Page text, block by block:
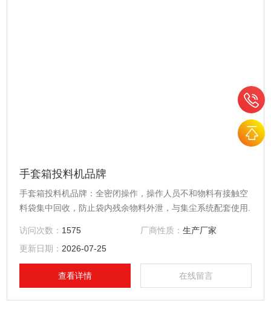
手套箱投料机品牌
手套箱投料机品牌：全密闭操作，操作人员不和物料有接触空
料袋集中回收，防止袋内残余物料外泄，与集尘系统配套使用.
访问次数： 1575 厂商性质： 生产厂家
更新日期： 2026-07-25
查看详情 在线留言